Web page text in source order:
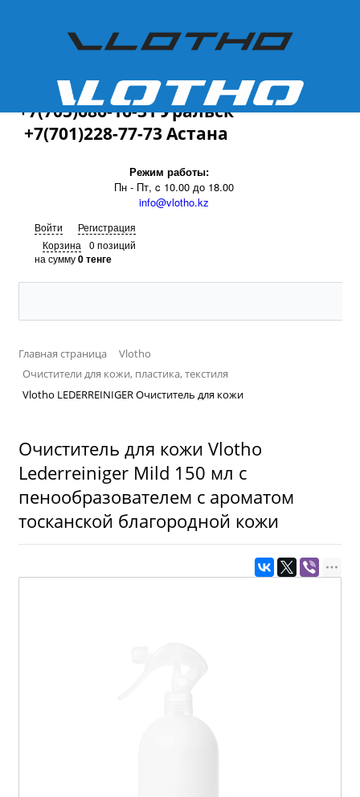
+7(701)228-77-73
+7(705)686-16-31 Уральск
+7(701)228-77-73 Астана
Режим работы:
Пн - Пт, c 10.00 до 18.00
info@vlotho.kz
Войти
Регистрация
Корзина
0 позиций
на сумму0 тенге
Главная страница
Vlotho
Очистители для кожи, пластика, текстиля
Vlotho LEDERREINIGER Очиститель для кожи
Очиститель для кожи Vlotho
Lederreiniger Mild 150 мл с
пенообразователем с ароматом
тосканской благородной кожи